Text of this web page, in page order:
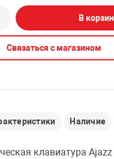
В
Связаться с магазином
Наличие
клавиатура